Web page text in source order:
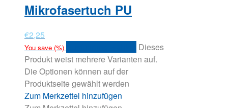
Mikrofasertuch PU
€2,25
You save (%)
Dieses
Produkt weist mehrere Varianten auf.
Die Optionen können auf der
Produktseite gewählt werden
Zum Merkzettel hinzufügen